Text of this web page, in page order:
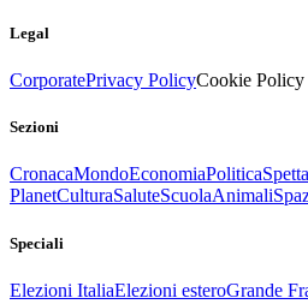
Legal
CorporatePrivacy PolicyCookie Policy
Sezioni
CronacaMondoEconomiaPolitica
PlanetCulturaSaluteScuolaAnimali
Speciali
Elezioni ItaliaElezioni esteroGrande